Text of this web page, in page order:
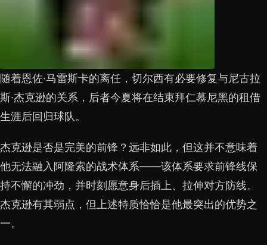
随着恩佐·马雷斯卡的离任，切尔西有必要修复与尼古拉
斯·杰克逊的关系，后者今夏将在结束拜仁慕尼黑的租借
生涯后回归球队。
杰克逊是否是完美的前锋？远非如此，但这并不意味着
他无法融入阿隆索的战术体系——该体系要求前锋线保
持不懈的冲劲，并时刻愿意身后插上、拉伸对方防线。
杰克逊有其弱点，但上述特质恰恰是他最突出的优势之
一。